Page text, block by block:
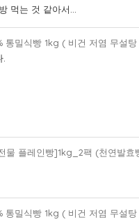
먹는 것 같아서...
통밀식빵 1kg ( 비건 저염 무설
물 플레인빵]1kg_2팩 (천연발효
통밀식빵 1kg ( 비건 저염 무설